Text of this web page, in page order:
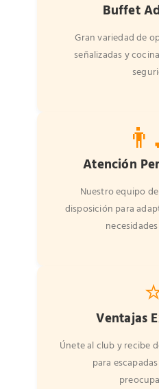
Buffet
Gran variedad de
señalizadas y
Atención
Nuestro equipo
disposición para
Ventajas
Únete al club y recibe
para